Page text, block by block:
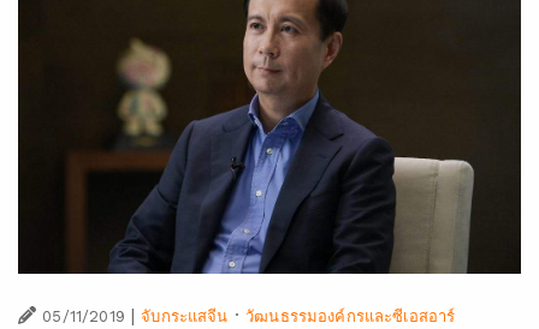
05/11/2019 | จับกระแสจีน ·วัฒนธรรมองค์กรและซีเอสอาร์